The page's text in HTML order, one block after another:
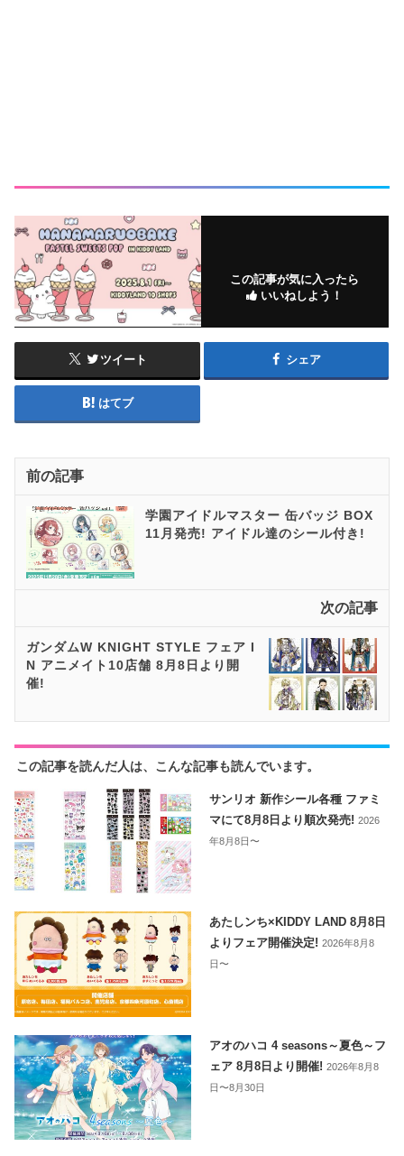
この記事が気に入ったら
いいねしよう！
ツイート シェア
はてブ
前の記事
学園アイドルマスター 缶バッジ BOX
11月発売! アイドル達のシール付き!
次の記事
ガンダムW KNIGHT STYLE フェア I
N アニメイト10店舗 8月8日より開
催!
この記事を読んだ人は、こんな記事も読んでいます。
サンリオ 新作シール各種 ファミ
マにて8月8日より順次発売!2026
年8月8日〜
あたしンち×KIDDY LAND 8月8日
よりフェア開催決定!2026年8月8
日〜
アオのハコ 4 seasons～夏色～フ
ェア 8月8日より開催!2026年8月8
日〜8月30日